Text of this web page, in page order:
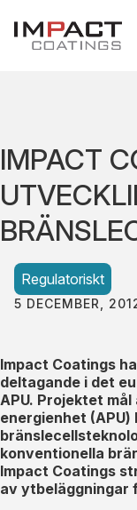
IMPACT
Regulatoriskt
5 DECEMBER,
Impact Coatings
deltagande i det
APU. Projektet
energienhet
konventionella
Impact Coatings
av ytbeläggningar